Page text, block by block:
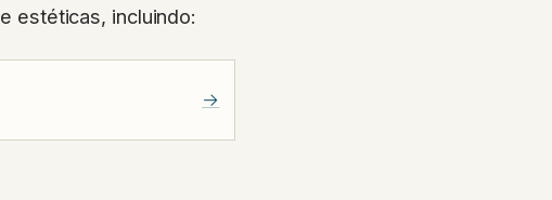
estéticas, incluindo:
→